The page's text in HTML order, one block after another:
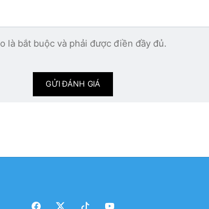
là bắt buộc và phải được điền đầy đủ.
GỬI ĐÁNH GIÁ